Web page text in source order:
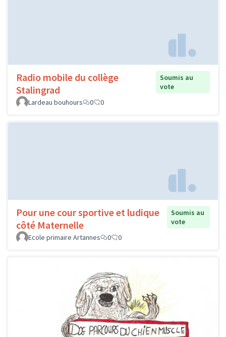
Radio mobile du collège
Stalingrad
Soumis au
vote
Lardeau bouhours
0 0
Pour une cour sportive et ludique
côté Maternelle
Soumis au
vote
Ecole primaire Artannes
0 0